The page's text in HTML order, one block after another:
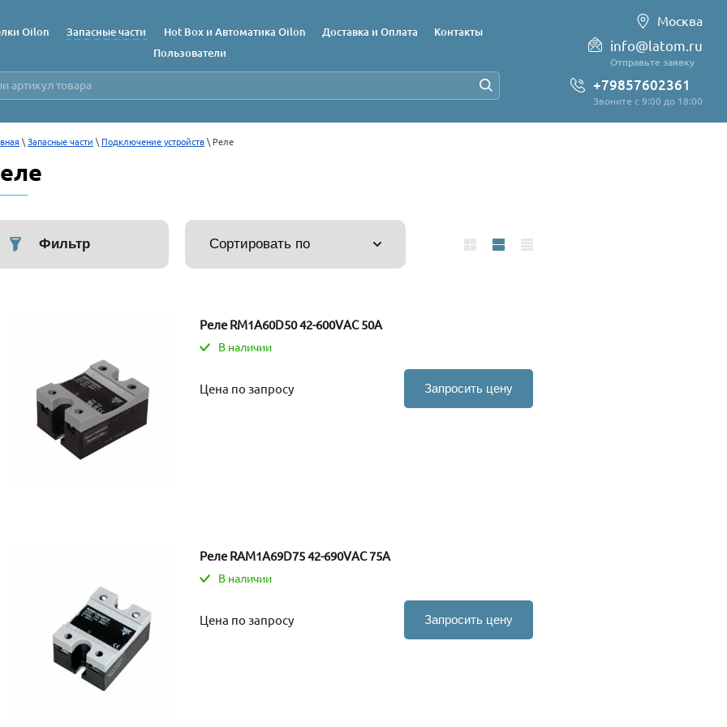
Oilon Запасные части Hot Box и Автоматика Oilon Доставка и Оплата
Контакты
Пользователи
Москва
info@latom.ru
Отправьте заявку
+79857602361
Звоните с 9:00 до 18:00
\ Запасные части \ Подключение устройств \ Реле
Фильтр Сортировать по
Реле RM1A60D50 42-600VAC 50A
В наличии
Цена по запросу Запросить цену
Реле RAM1A69D75 42-690VAC 75A
В наличии
Цена по запросу Запросить цену